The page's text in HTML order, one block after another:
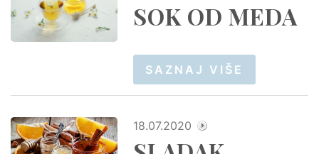
SOK OD MEDA
SAZNAJ VIŠE
18.07.2020